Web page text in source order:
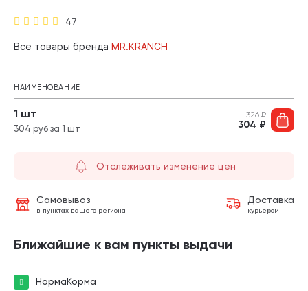
47
Все товары бренда MR.KRANCH
НАИМЕНОВАНИЕ
1 шт
304 руб за 1 шт
326₽
304 ₽
Отслеживать изменение цен
Самовывоз
в пунктах вашего региона
Доставка
курьером
Ближайшие к вам пункты выдачи
НормаКорма